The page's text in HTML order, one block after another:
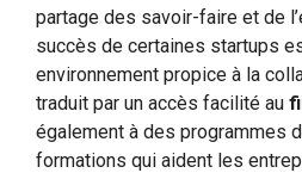
partage des savoir-faire et de
succès de certaines startups
environnement propice à la
traduit par un accès facilité au
également à des programmes
formations qui aident les